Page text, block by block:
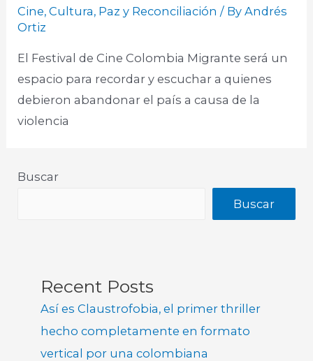
Cine,Cultura, Paz y Reconciliación / ByAndrés
Ortiz
El Festival de Cine Colombia Migrante será un
espacio para recordar y escuchar a quienes
debieron abandonar el país a causa de la
violencia
Buscar
Buscar
Recent Posts
Así es Claustrofobia, el primer thriller
hecho completamente en formato
vertical por una colombiana